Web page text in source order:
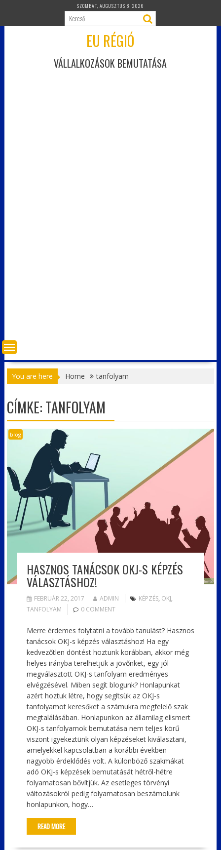
content
SZOMBAT, AUGUSZTUS 8, 2026
EU RÉGIÓ
VÁLLALKOZÁSOK BEMUTATÁSA
You are here Home tanfolyam
CÍMKE:TANFOLYAM
blog
HASZNOS TANÁCSOK OKJ-S KÉPZÉS
VÁLASZTÁSHOZ!
FEBRUÁR 22, 2017 ADMIN KÉPZÉS, OKJ,
TANFOLYAM
0 COMMENT
Merre érdemes folytatni a tovább tanulást? Hasznos
tanácsok OKJ-s képzés választáshoz! Ha egy
kedvezőtlen döntést hoztunk korábban, akkor még
helyes irányba terelhetjük a jövőnket, egy jól
megválasztott OKJ-s tanfolyam eredményes
elvégzésével. Miben segít blogunk? Honlapunkat
azért hoztuk létre, hogy segítsük az OKJ-s
tanfolyamot keresőket a számukra megfelelő szak
megtalálásában. Honlapunkon az államilag elismert
OKJ-s tanfolyamok bemutatása nem teljes körű
viszont igyekeztünk olyan képzéseket kiválasztani,
amelyekkel kapcsolatban a korábbi években
nagyobb érdeklődés volt. A különböző szakmákat
adó OKJ-s képzések bemutatását hétről-hétre
folyamatosan bővítjük. Az esetleges törvényi
változásokról pedig folyamatosan beszámolunk
honlapunkon, hogy…
READ MORE